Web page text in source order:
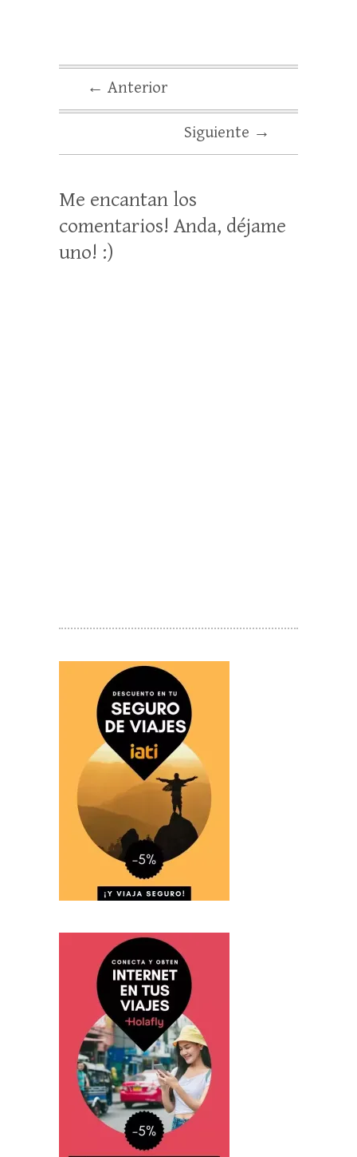
← Anterior
Siguiente →
Me encantan los
comentarios! Anda, déjame
uno! :)